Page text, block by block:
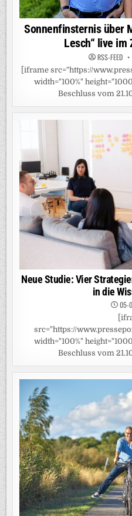
Sonnenfinsternis über
Lesch“ live im
RSS-FEED
[iframe src="https://
width="100%"
Beschluss vom
Neue Studie: Vier
in die
05-
src="https://
width="100%"
Beschluss vom